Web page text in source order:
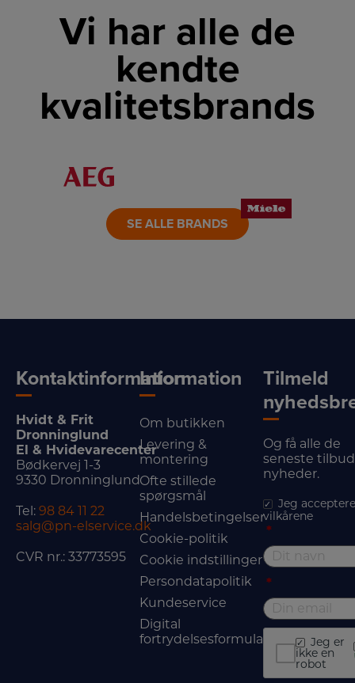
Vi har alle de
kendte
kvalitetsbrands
LINK
SE ALLE BRANDS
Kontaktinformation
Hvidt & Frit
Dronninglund
El & Hvidevarecenter
Bødkervej 1-3
9330 Dronninglund
Tel: 98 84 11 22
salg@pn-elservice.dk
CVR nr.: 33773595
Information
Om butikken
Levering &
montering
Ofte stillede
spørgsmål
Handelsbetingelser
Cookie-politik
Cookie indstillinger
Persondatapolitik
Kundeservice
Digital
fortrydelsesformular
Tilmeld
Og få alle de
seneste
nyheder.
Jeg
vilkårene
*
*
Jeg er
ikke en
robot